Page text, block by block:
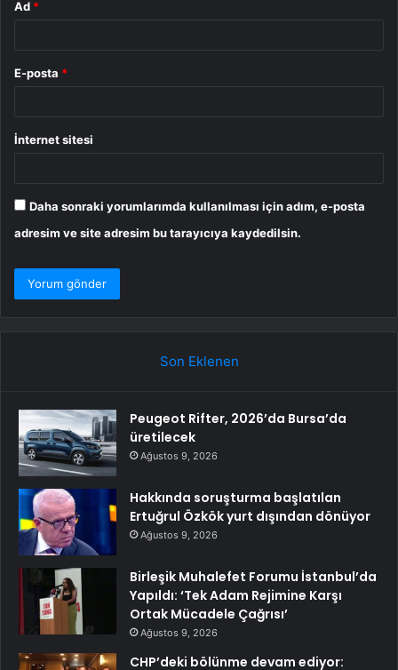
Ad *
E-posta *
İnternet sitesi
Daha sonraki yorumlarımda kullanılması için adım, e-posta
adresim ve site adresim bu tarayıcıya kaydedilsin.
Son Eklenen
Peugeot Rifter, 2026’da Bursa’da
üretilecek
Ağustos 9, 2026
Hakkında soruşturma başlatılan
Ertuğrul Özkök yurt dışından dönüyor
Ağustos 9, 2026
Birleşik Muhalefet Forumu İstanbul’da
Yapıldı: ‘Tek Adam Rejimine Karşı
Ortak Mücadele Çağrısı’
Ağustos 9, 2026
CHP’deki bölünme devam ediyor: